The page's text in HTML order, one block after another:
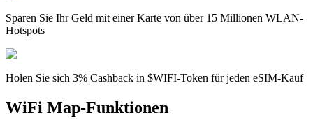
Sparen Sie Ihr Geld mit einer Karte von über 15 Millionen WLAN-
Hotspots
Holen Sie sich 3% Cashback in $WIFI-Token für jeden eSIM-Kauf
WiFi Map-Funktionen